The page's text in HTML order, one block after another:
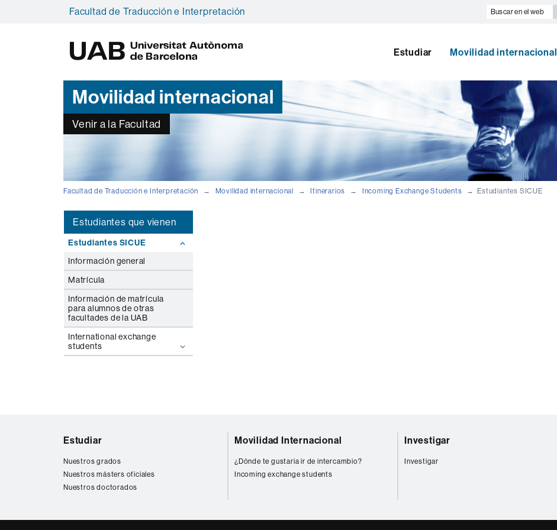
Facultad de Traducción e Interpretación
Buscar
B
Estudiar Movilidad internacional
Movilidad internacional
Venir a la Facultad
Facultad de Traducción e Interpretación Movilidad internacional Itinerarios Incoming Exchange Students Estudiantes SICUE
Estudiantes que vienen
Estudiantes SICUE
Información general
Matrícula
Información de matrícula
para alumnos de otras
facultades de la UAB
International exchange
students
Estudiar
Nuestros grados
Nuestros másters oficiales
Nuestros doctorados
Movilidad Internacional
¿Dónde te gustaria ir de intercambio?
Incoming exchange students
Investigar
Investigar